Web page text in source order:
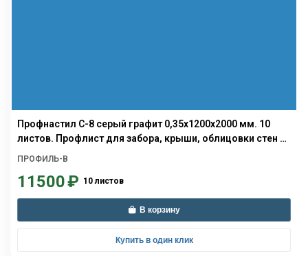
Профнастил С-8 серый графит 0,35х1200х2000 мм. 10
листов. Профлист для забора, крыши, облицовки стен и
фасадов
ПРОФИЛЬ-В
11500₽ 10 листов
В корзину
Купить в один клик